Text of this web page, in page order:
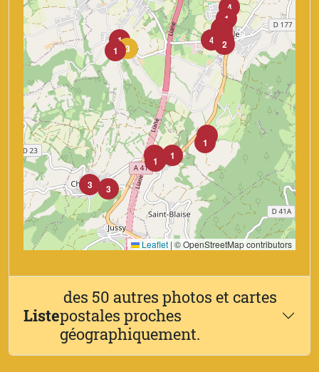
3
1
1
1
2
1
4
1
2
1
2
3
3
1
1
4
Leaflet | © OpenStreetMap contributors
Liste
des 50 autres photos et cartes
postales proches
géographiquement.